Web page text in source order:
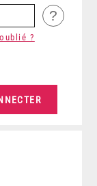
?
?